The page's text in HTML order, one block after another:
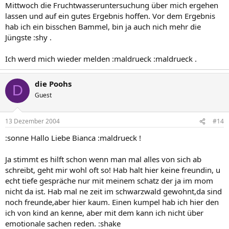
Mittwoch die Fruchtwasseruntersuchung über mich ergehen
lassen und auf ein gutes Ergebnis hoffen. Vor dem Ergebnis
hab ich ein bisschen Bammel, bin ja auch nich mehr die
Jüngste :shy .
Ich werd mich wieder melden :maldrueck :maldrueck .
D die Poohs
Guest
13 Dezember 2004 #14
:sonne Hallo Liebe Bianca :maldrueck !
Ja stimmt es hilft schon wenn man mal alles von sich ab
schreibt, geht mir wohl oft so! Hab halt hier keine freundin, u
echt tiefe gespräche nur mit meinem schatz der ja im mom
nicht da ist. Hab mal ne zeit im schwarzwald gewohnt,da sind
noch freunde,aber hier kaum. Einen kumpel hab ich hier den
ich von kind an kenne, aber mit dem kann ich nicht über
emotionale sachen reden. :shake